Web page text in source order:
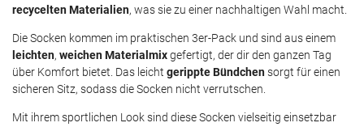
recycelten Materialien, was sie zu einer nachhaltigen Wahl macht.
Die Socken kommen im praktischen 3er-Pack und sind aus einem
leichten, weichen Materialmixgefertigt, der dir den ganzen Tag
über Komfort bietet. Das leicht gerippte Bündchensorgt für einen
sicheren Sitz, sodass die Socken nicht verrutschen.
Mit ihrem sportlichen Look sind diese Socken vielseitig einsetzbar